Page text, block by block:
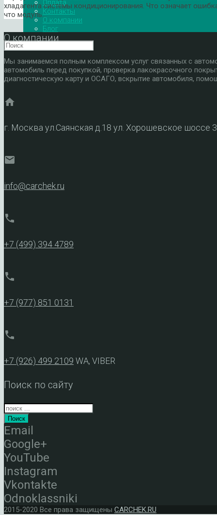
Оплата
Контакты
О компании
Блог
хладагента системы кондиционирования. Что означает
что модуль…
О компании
Мы занимаемся полным комплексом услуг связанных с
автомобиль перед покупкой, проверка лакокрасочного
диагностическую карту и ОСАГО, вскрытие автомобиля,
home
г. Москва ул.Саянская д.18 ул. Хорошевское шоссе
mail
info@carchek.ru
phone
+7 (499) 394 4789
phone
+7 (977) 851 0131
phone
+7 (926) 499 2109 WA, VIBER
Поиск по сайту
Поиск
Email
Google+
YouTube
Instagram
Vkontakte
Odnoklassniki
2015-2020 Все права защищены CARCHEK.RU